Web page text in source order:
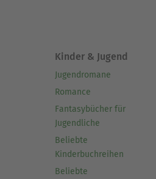
Kinder & Jugend
Jugendromane
Romance
Fantasybücher für
Jugendliche
Beliebte
Kinderbuchreihen
Beliebte